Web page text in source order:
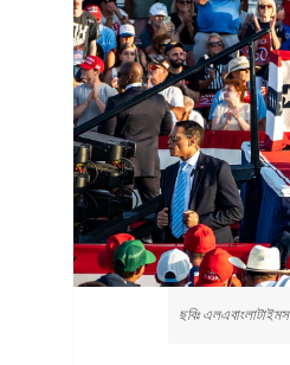
ছবিঃ এলএবাংলাটাইমস